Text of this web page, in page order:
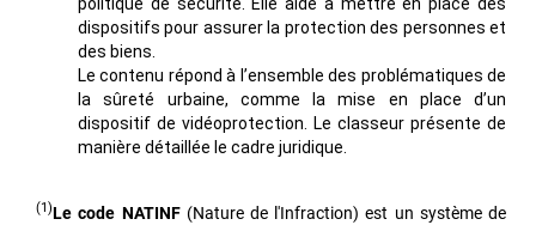
dispositifs pour assurer la protection des personnes et
des biens.
Le contenu répond à l’ensemble des problématiques de
la sûreté urbaine, comme la mise en place d’un
dispositif de vidéoprotection. Le classeur présente de
manière détaillée le cadre juridique.
(1)Le code NATINF(Nature de l'Infraction) est un système de